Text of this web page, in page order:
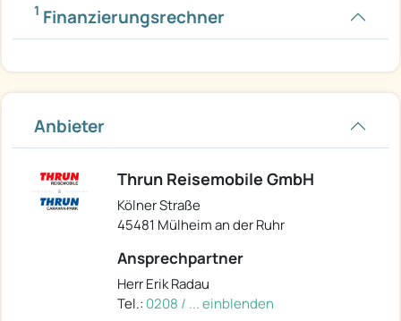
1 Finanzierungsrechner
Anbieter
Thrun Reisemobile GmbH
Kölner Straße
45481 Mülheim an der Ruhr
Ansprechpartner
Herr Erik Radau
Tel.: 0208 / ... einblenden